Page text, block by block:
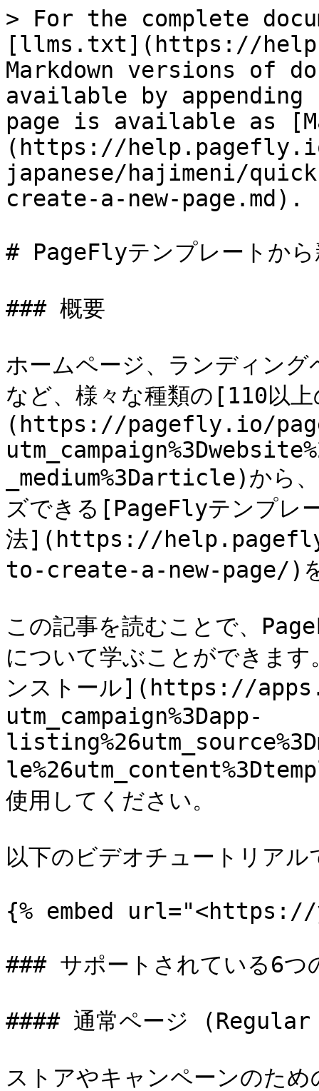
> For the complete
[llms.txt](https://
Markdown versions of
available by
page is available as
(https://
japanese/hajimeni/
create-a-new-page.md).
# PageFlyテンプレートから
### 概要
ホームページ、ランディン
など、様々な種類の[110以
(https://pagefly.io/
_medium%3Darticle)から
ズできる[PageFlyテンプレ
法](https://
to-create-a-new-page/)を
この記事を読むことで、
について学ぶことができま
ンストール](https://
utm_campaign%3Dapp-
使用してください。
以下のビデオチュートリア
{% embed url="<https://
### サポートされている6つ
#### 通常ページ
ストアやキャンペーンのた